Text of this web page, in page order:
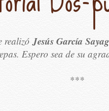
realizó Jesús García
Espero sea de su
***